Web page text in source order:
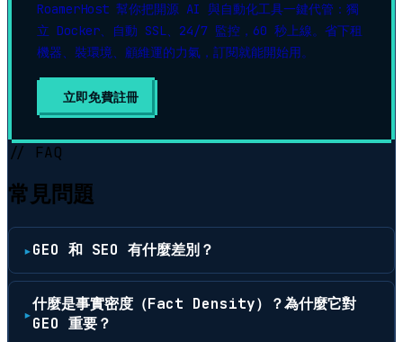
RoamerHost 幫你把開源 AI 與自動化工具一鍵代管：獨
立 Docker、自動 SSL、24/7 監控，60 秒上線。省下租
機器、裝環境、顧維運的力氣，訂閱就能開始用。
立即免費註冊
// FAQ
常見問題
GEO 和 SEO 有什麼差別？
什麼是事實密度（Fact Density）？為什麼它對
GEO 重要？